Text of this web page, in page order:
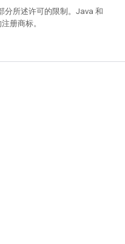
分所述许可的限制。Java 和
册商标。